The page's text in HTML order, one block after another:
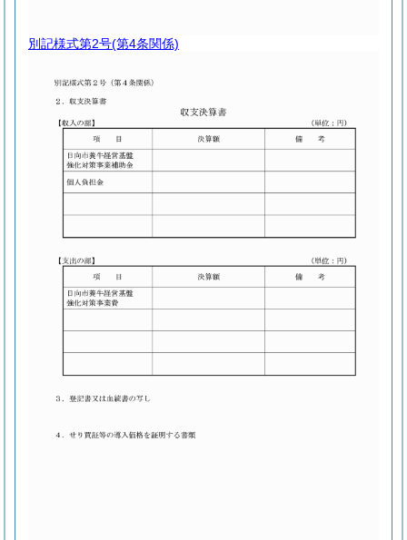
別記様式第2号(第4条関係)